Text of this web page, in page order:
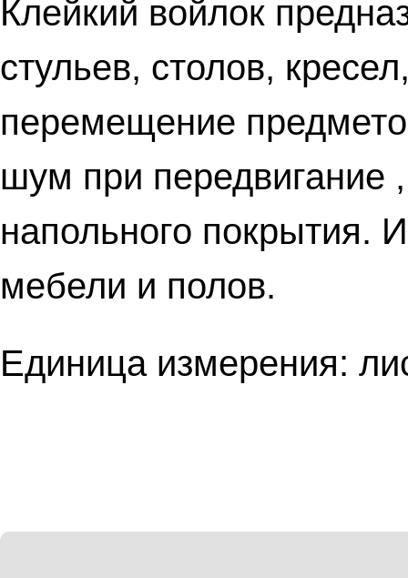
Клейкий войлок
стульев, столов,
перемещение
шум при передвигание
напольного покрытия.
мебели и полов.
Единица измерения: